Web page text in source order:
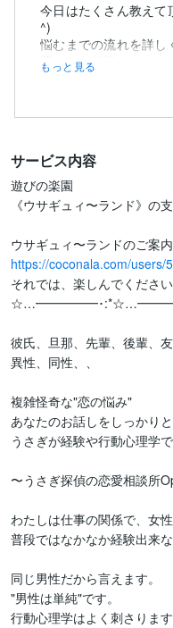
今日はたくさん教えて
^)
悩むまでの流れを詳し
置かれた状況...
もっと見る
サービス内容
遊びの楽園
《ウサギュィ〜ランド》の
https://coconala.com/users/
それでは、楽しんでくださ
☆…━━━━━･
彼氏、旦那、先輩、後輩、友
異性、同性、、
複雑怪奇な"恋の悩み"
あなたのお話しをしっかりと
うさぎが経験や行動心理学
〜うさぎ探偵の恋愛相談所
わたしは仕事の関係で、女性
普段ではなかなか経験出来
同じ男性だから言えます。
"男性は単純"です。
行動心理学はよく刺さります